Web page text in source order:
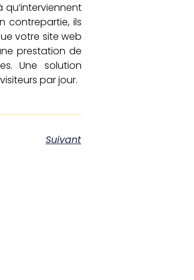
qu’interviennent
contrepartie, ils
votre site web
prestation de
Une solution
par jour.
Suivant